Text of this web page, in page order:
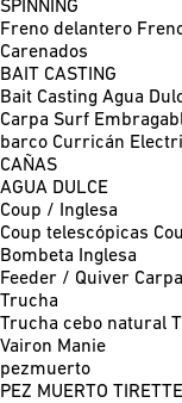
SPINNING
Freno delantero
Carenados
BAIT CASTING
Bait Casting Agua
Carpa Surf
barco Curricán
CAÑAS
AGUA DULCE
Coup / Inglesa
Coup telescópicas
Bombeta
Inglesa
Feeder / Quiver Carpa
Trucha
Trucha cebo natural
Vairon Manie
pezmuerto
PEZ MUERTO TIRETTE